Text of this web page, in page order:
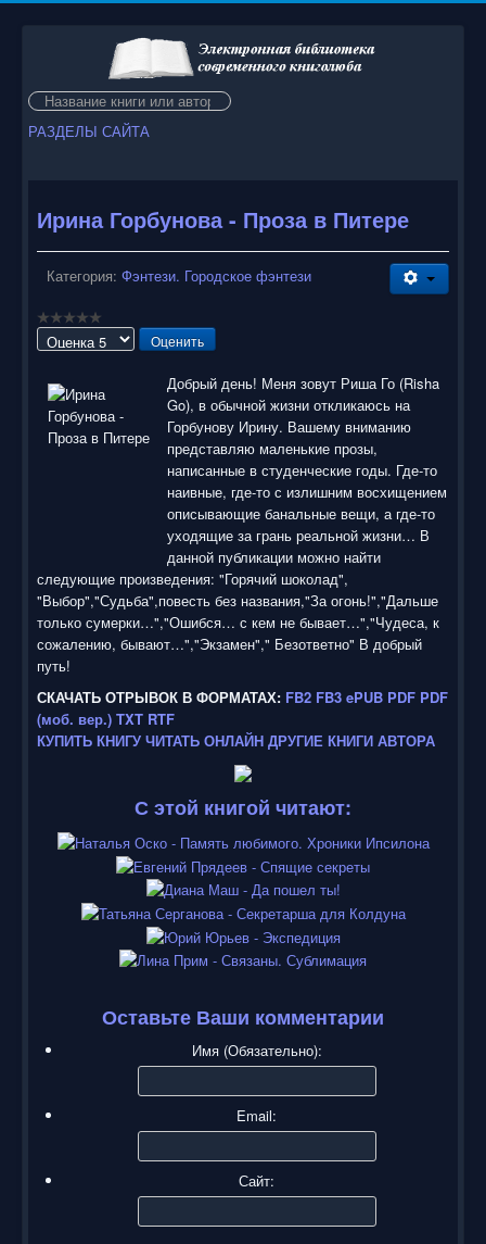
Искать...
РАЗДЕЛЫ САЙТА
Ирина Горбунова - Проза в Питере
Категория: Фэнтези. Городское фэнтези
Пожалуйста,
Добрый день! Меня зовут Риша Го (Risha
Go), в обычной жизни откликаюсь на
Горбунову Ирину. Вашему вниманию
представляю маленькие прозы,
написанные в студенческие годы. Где-то
наивные, где-то с излишним восхищением
описывающие банальные вещи, а где-то
уходящие за грань реальной жизни… В
данной публикации можно найти
следующие произведения: "Горячий шоколад",
"Выбор","Судьба",повесть без названия,"За огонь!","Дальше
только сумерки…","Ошибся… с кем не бывает…","Чудеса, к
сожалению, бывают…","Экзамен"," Безответно" В добрый
путь!
СКАЧАТЬ ОТРЫВОК В ФОРМАТАХ: FB2 FB3 ePUB PDF PDF
(моб. вер.) TXT RTF
КУПИТЬ КНИГУ ЧИТАТЬ ОНЛАЙН ДРУГИЕ КНИГИ АВТОРА
С этой книгой читают:
Оставьте Ваши комментарии
Имя (Обязательно):
Email:
Сайт: